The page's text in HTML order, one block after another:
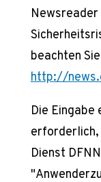
beachten
http://
Die
erforderlich,
Dienst